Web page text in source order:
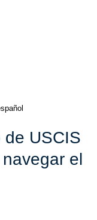
de USCIS
el